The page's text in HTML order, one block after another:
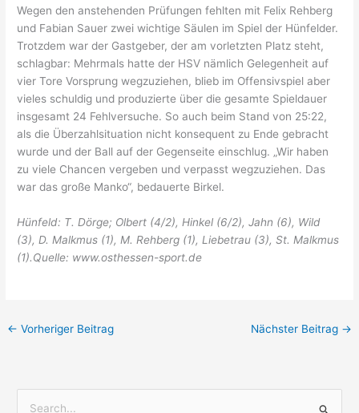
Wegen den anstehenden Prüfungen fehlten mit Felix Rehberg
und Fabian Sauer zwei wichtige Säulen im Spiel der Hünfelder.
Trotzdem war der Gastgeber, der am vorletzten Platz steht,
schlagbar: Mehrmals hatte der HSV nämlich Gelegenheit auf
vier Tore Vorsprung wegzuziehen, blieb im Offensivspiel aber
vieles schuldig und produzierte über die gesamte Spieldauer
insgesamt 24 Fehlversuche. So auch beim Stand von 25:22,
als die Überzahlsituation nicht konsequent zu Ende gebracht
wurde und der Ball auf der Gegenseite einschlug. „Wir haben
zu viele Chancen vergeben und verpasst wegzuziehen. Das
war das große Manko“, bedauerte Birkel.
Hünfeld: T. Dörge; Olbert (4/2), Hinkel (6/2), Jahn (6), Wild
(3), D. Malkmus (1), M. Rehberg (1), Liebetrau (3), St. Malkmus
(1).Quelle: www.osthessen-sport.de
← Vorheriger Beitrag Nächster Beitrag →